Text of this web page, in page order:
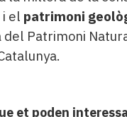
i el patrimoni
Patrimoni
et poden